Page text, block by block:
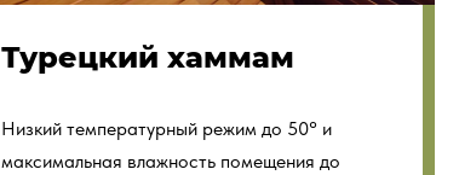
Турецкий хаммам
Низкий температурный режим до 50° и
максимальная влажность помещения до